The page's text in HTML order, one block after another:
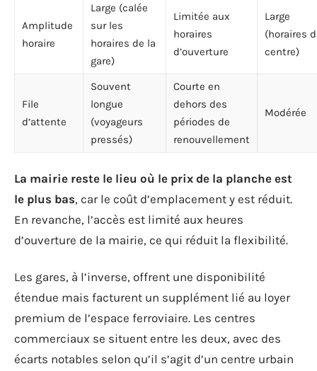
Amplitude
horaire
Large (calée
sur les
horaires de la
gare)
Limitée aux
horaires
d’ouverture
Large
(horaires
centre)
File
d’attente
Souvent
longue
(voyageurs
pressés)
Courte en
dehors des
périodes de
renouvellement
Modérée
La mairie reste le lieu où le prix de la planche est
le plus bas, car le coût d’emplacement y est réduit.
En revanche, l’accès est limité aux heures
d’ouverture de la mairie, ce qui réduit la flexibilité.
Les gares, à l’inverse, offrent une disponibilité
étendue mais facturent un supplément lié au loyer
premium de l’espace ferroviaire. Les centres
commerciaux se situent entre les deux, avec des
écarts notables selon qu’il s’agit d’un centre urbain